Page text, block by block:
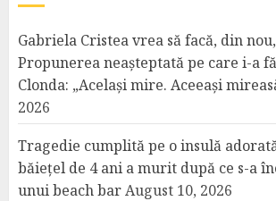
Gabriela Cristea vrea să facă, din
Propunerea neașteptată pe care i-a
Clonda: „Același mire. Aceeași
2026
Tragedie cumplită pe o insulă
băiețel de 4 ani a murit după ce s-a
unui beach barAugust 10, 2026